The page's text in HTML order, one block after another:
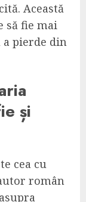
Această
să fie mai
pierde din
și
cea cu
român